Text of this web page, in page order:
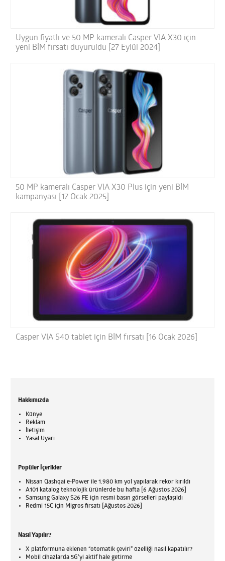
Uygun fiyatlı ve 50 MP kameralı Casper VIA X30 için
yeni BİM fırsatı duyuruldu [27 Eylül 2024]
50 MP kameralı Casper VIA X30 Plus için yeni BİM
kampanyası [17 Ocak 2025]
Casper VIA S40 tablet için BİM fırsatı [16 Ocak 2026]
Hakkımızda
Künye
Reklam
İletişim
Yasal Uyarı
Popüler İçerikler
Nissan Qashqai e-Power ile 1.980 km yol yapılarak rekor kırıldı
A101 katalog teknolojik ürünlerde bu hafta [6 Ağustos 2026]
Samsung Galaxy S26 FE için resmi basın görselleri paylaşıldı
Redmi 15C için Migros fırsatı [Ağustos 2026]
Nasıl Yapılır?
X platformuna eklenen “otomatik çeviri” özelliği nasıl kapatılır?
Mobil cihazlarda 5G’yi aktif hale getirme